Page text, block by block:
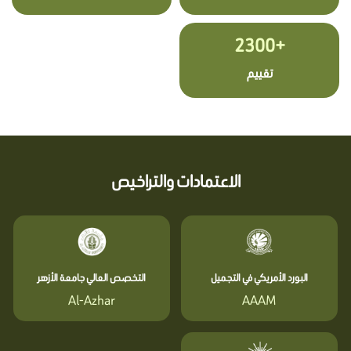
+2300
تقييم
الاعتمادات والتراخيص
البورد الأمريكي في التجميل
AAAM
التخصص العالي جامعة الأزهر
Al-Azhar